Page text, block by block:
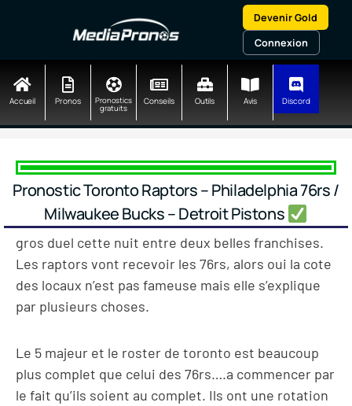
Devenir Gold
Connexion
Accueil Pronos Pronostics
gratuits
Conseils Outils Avis Discord
Pronostic Toronto Raptors – Philadelphia 76rs /
Milwaukee Bucks – Detroit Pistons
gros duel cette nuit entre deux belles franchises.
Les raptors vont recevoir les 76rs, alors oui la cote
des locaux n’est pas fameuse mais elle s’explique
par plusieurs choses.
Le 5 majeur et le roster de toronto est beaucoup
plus complet que celui des 76rs….a commencer par
le fait qu’ils soient au complet. Ils ont une rotation